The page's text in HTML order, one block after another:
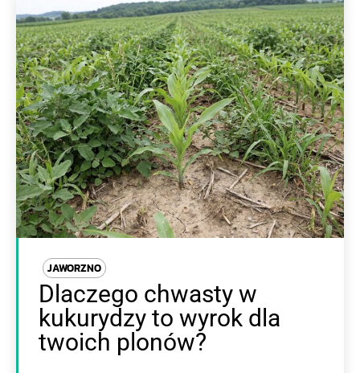
JAWORZNO
Dlaczego chwasty w
kukurydzy to wyrok dla
twoich plonów?